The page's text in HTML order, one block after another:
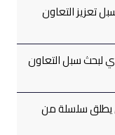
تعزيز التعاون
لبحث سبل التعاون
يطلق سلسلة من